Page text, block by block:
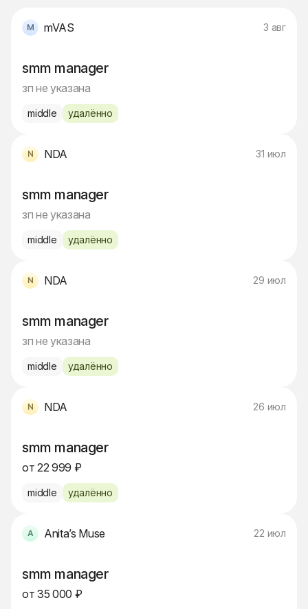
mVAS 3 авг
smm manager
зп не указана
middle удалённо
NDA 31 июл
smm manager
зп не указана
middle удалённо
NDA 29 июл
smm manager
зп не указана
middle удалённо
NDA 26 июл
smm manager
от 22 999 ₽
middle удалённо
Anita’s Muse 22 июл
smm manager
от 35 000 ₽